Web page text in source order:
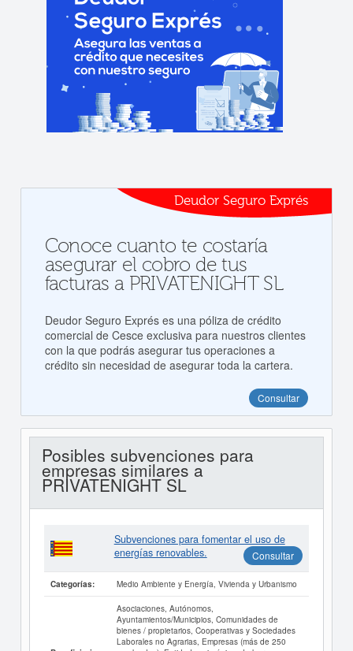
Deudor Seguro Exprés
Conoce cuanto te costaría
asegurar el cobro de tus
facturas a PRIVATENIGHT SL
Deudor Seguro Exprés es una póliza de crédito
comercial de Cesce exclusiva para nuestros clientes
con la que podrás asegurar tus operaciones a
crédito sin necesidad de asegurar toda la cartera.
Consultar
Posibles subvenciones para
empresas similares a
PRIVATENIGHT SL
Subvenciones para fomentar el uso de
energías renovables.
Consultar
Categorías: Medio Ambiente y Energía, Vivienda y Urbanismo
Asociaciones, Autónomos,
Ayuntamientos/Municipios, Comunidades de
bienes / propietarios, Cooperativas y Sociedades
Laborales no Agrarias, Empresas (más de 250